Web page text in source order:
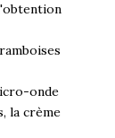
onde
la crème